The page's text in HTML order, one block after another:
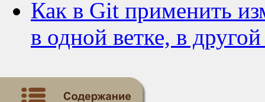
Как в Git применить
в одной ветке, в другой